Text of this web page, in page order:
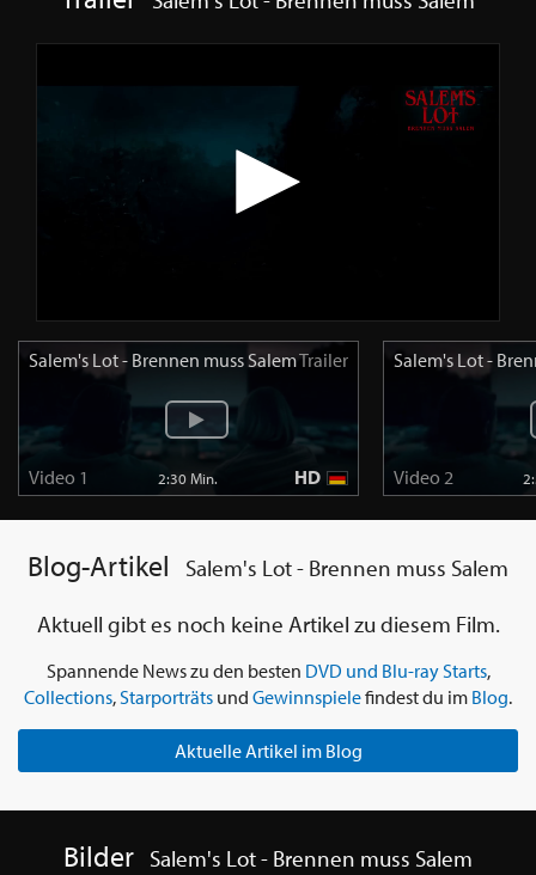
Salem's Lot - Brennen muss SalemTrailer
Video 1 2:30 Min. HD
Salem's Lot -
Video 2
Blog-Artikel
Salem's Lot - Brennen muss Salem
Aktuell gibt es noch keine Artikel zu diesem Film.
Spannende News zu den besten DVD und Blu-ray Starts,
Collections, Starporträts und Gewinnspielefindest du im Blog.
Aktuelle Artikel im Blog
Bilder Salem's Lot - Brennen muss Salem